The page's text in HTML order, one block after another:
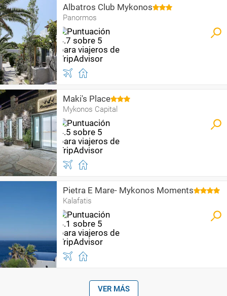
Albatros Club Mykonos
Panormos
Maki's Place
Mykonos Capital
Pietra E Mare- Mykonos Moments
Kalafatis
VER MÁS